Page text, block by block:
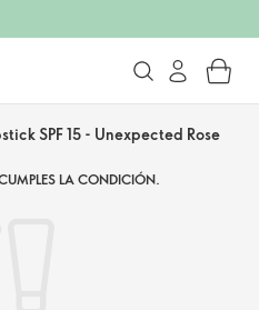
SPF 15 - Unexpected Rose
LA CONDICIÓN.